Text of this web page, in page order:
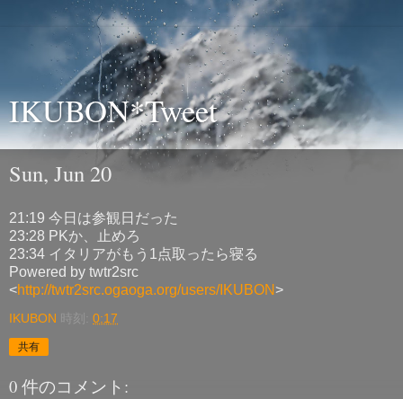
IKUBON*Tweet
Sun, Jun 20
21:19 今日は参観日だった
23:28 PKか、止めろ
23:34 イタリアがもう1点取ったら寝る
Powered by twtr2src
<http://twtr2src.ogaoga.org/users/IKUBON >
IKUBON 時刻: 0:17
共有
0 件のコメント: